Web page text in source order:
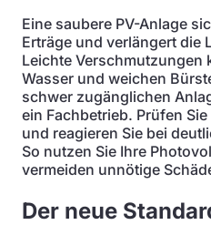
Eine saubere PV-Anlage
Erträge und verlängert die
Leichte Verschmutzungen
Wasser und weichen
schwer zugänglichen
ein Fachbetrieb. Prüfen
und reagieren Sie bei
So nutzen Sie Ihre
vermeiden unnötige
Der neue